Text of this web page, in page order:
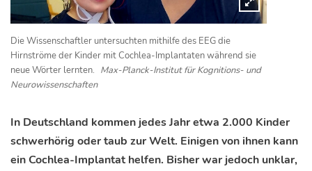
Die Wissenschaftler untersuchten mithilfe des EEG die
Hirnströme der Kinder mit Cochlea-Implantaten während sie
neue Wörter lernten. Max-Planck-Institut für Kognitions- und
Neurowissenschaften
In Deutschland kommen jedes Jahr etwa 2.000 Kinder
schwerhörig oder taub zur Welt. Einigen von ihnen kann
ein Cochlea-Implantat helfen. Bisher war jedoch unklar,